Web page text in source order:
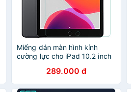
Miếng dán màn hình kính
cường lực cho iPad 10.2 inch
Pro mỏng 0.2 mm, vát cạnh
2.5D - Hàng chính hãng
289.000 đ